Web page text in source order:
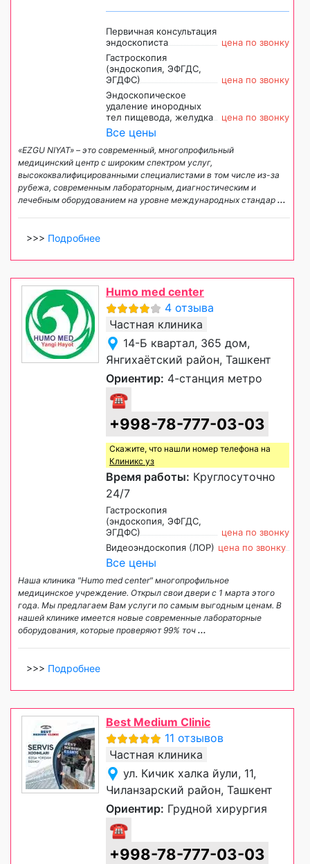
Первичная консультация
эндоскописта
цена по звонку
Гастроскопия
(эндоскопия, ЭФГДС,
ЭГДФС)
цена по звонку
Эндоскопическое
удаление инородных
тел пищевода, желудка
цена по звонку
Все цены
«EZGU NIYAT» – это современный, многопрофильный
медицинский центр с широким спектром услуг,
высококвалифицированными специалистами в том числе из-за
рубежа, современным лабораторным, диагностическим и
лечебным оборудованием на уровне международных стандар ...
>>> Подробнее
Humo med center
4 отзыва
Частная клиника
14-Б квартал, 365 дом,
Янгихаётский район, Ташкент
Ориентир: 4-станция метро
☎
+998-78-777-03-03
Скажите, что нашли номер телефона на
Клиникс уз
Время работы: Круглосуточно
24/7
Гастроскопия
(эндоскопия, ЭФГДС,
ЭГДФС)
цена по звонку
Видеоэндоскопия (ЛОР) цена по звонку
Все цены
Наша клиника "Humo med center" многопрофильное
медицинское учреждение. Открыл свои двери с 1 марта этого
года. Мы предлагаем Вам услуги по самым выгодным ценам. В
нашей клинике имеется новые современные лабораторные
оборудования, которые проверяют 99% точ ...
>>> Подробнее
Best Medium Clinic
11 отзывов
Частная клиника
ул. Кичик халка йули, 11,
Чиланзарский район, Ташкент
Ориентир: Грудной хирургия
☎
+998-78-777-03-03